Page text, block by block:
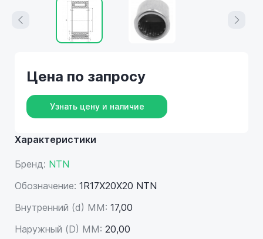
Характеристики
Бренд: NTN
Обозначение: 1R17X20X20 NTN
Внутренний (d) ММ: 17,00
Наружный (D) ММ: 20,00
Цена по запросу
Узнать цену и наличие